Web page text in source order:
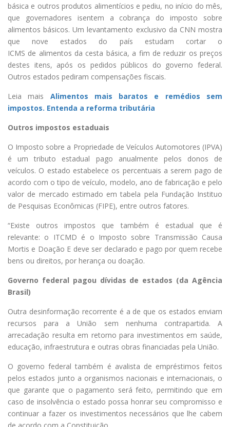
básica e outros produtos alimentícios e pediu, no início do mês,
que governadores isentem a cobrança do imposto sobre
alimentos básicos. Um levantamento exclusivo da CNN mostra
que nove estados do país estudam cortar o
ICMS de alimentos da cesta básica, a fim de reduzir os preços
destes itens, após os pedidos públicos do governo federal.
Outros estados pediram compensações fiscais.
Leia mais Alimentos mais baratos e remédios sem
impostos. Entenda a reforma tributária
Outros impostos estaduais
O Imposto sobre a Propriedade de Veículos Automotores (IPVA)
é um tributo estadual pago anualmente pelos donos de
veículos. O estado estabelece os percentuais a serem pago de
acordo com o tipo de veículo, modelo, ano de fabricação e pelo
valor de mercado estimado em tabela pela Fundação Instituo
de Pesquisas Econômicas (FIPE), entre outros fatores.
“Existe outros impostos que também é estadual que é
relevante: o ITCMD é o Imposto sobre Transmissão Causa
Mortis e Doação E deve ser declarado e pago por quem recebe
bens ou direitos, por herança ou doação.
Governo federal pagou dívidas de estados (da Agência
Brasil)
Outra desinformação recorrente é a de que os estados enviam
recursos para a União sem nenhuma contrapartida. A
arrecadação resulta em retorno para investimentos em saúde,
educação, infraestrutura e outras obras financiadas pela União.
O governo federal também é avalista de empréstimos feitos
pelos estados junto a organismos nacionais e internacionais, o
que garante que o pagamento será feito, permitindo que em
caso de insolvência o estado possa honrar seu compromisso e
continuar a fazer os investimentos necessários que lhe cabem